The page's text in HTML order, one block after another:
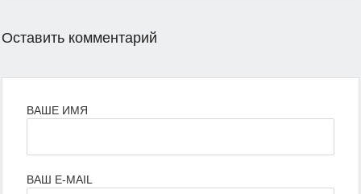
Оставить комментарий
ВАШЕ ИМЯ
ВАШ E-MAIL